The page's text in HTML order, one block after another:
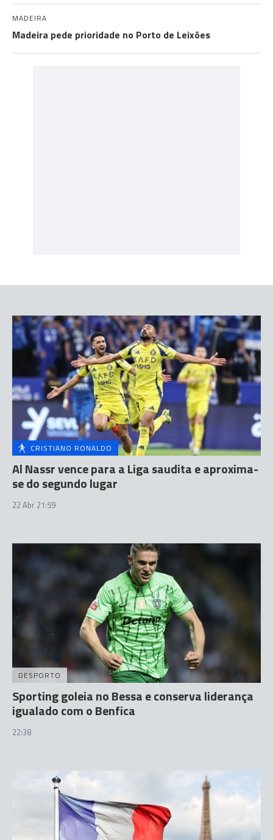
MADEIRA
Madeira pede prioridade no Porto de Leixões
CRISTIANO RONALDO
Al Nassr vence para a Liga saudita e aproxima-
se do segundo lugar
22 Abr 21:59
DESPORTO
Sporting goleia no Bessa e conserva liderança
igualado com o Benfica
22:38